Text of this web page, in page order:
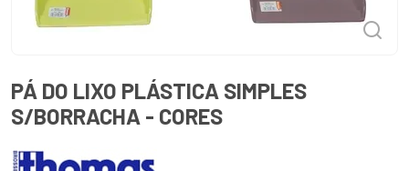
PÁ DO LIXO PLÁSTICA SIMPLES
S/BORRACHA - CORES